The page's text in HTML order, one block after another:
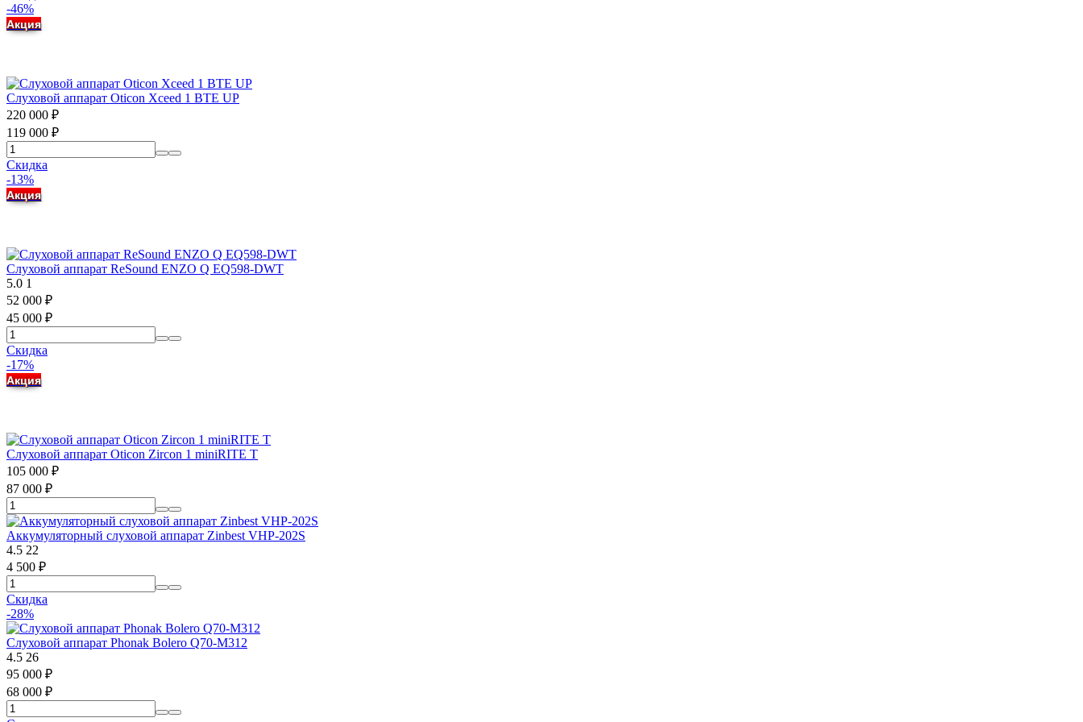
-46%
Акция
Слуховой аппарат Oticon Xceed 1 BTE UP
220 000 ₽
119 000 ₽
Скидка
-13%
Акция
Слуховой аппарат ReSound ENZO Q EQ598-DWT
5.0 1
52 000 ₽
45 000 ₽
Скидка
-17%
Акция
Слуховой аппарат Oticon Zircon 1 miniRITE T
105 000 ₽
87 000 ₽
Аккумуляторный слуховой аппарат Zinbest VHP-202S
4.5 22
4 500 ₽
Скидка
-28%
Слуховой аппарат Phonak Bolero Q70-M312
4.5 26
95 000 ₽
68 000 ₽